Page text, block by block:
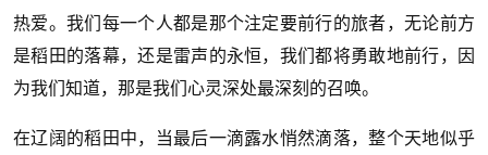
热爱。我们每一个人都是那个注定要前行的旅者，无论前方
是稻田的落幕，还是雷声的永恒，我们都将勇敢地前行，因
为我们知道，那是我们心灵深处最深刻的召唤。
在辽阔的稻田中，当最后一滴露水悄然滴落，整个天地似乎